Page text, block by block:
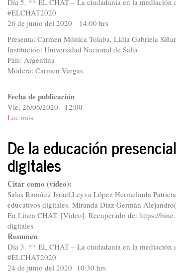
Día 5. ** EL CHAT – La ciudadanía en la mediación
#ELCHAT2020
26 de junio del 2020 14:00 hrs
Presenta: Carmen Mónica Tolaba, Lidia Gabriela
Institución: Universidad Nacional de Salta
País: Argentina
Modera: Carmen Vargas
Fecha de publicación
Vie, 26/06/2020 - 12:00
Lee más
presencialidad
a
la
virtualidad
en
universidad
De la educación
digitales
Citar como (video):
Salas Ramírez Israel,Leyva López Hermelinda
educativos digitales. Miranda Díaz Germán
En Línea CHAT. [Video]. Recuperado de: https://
digitales
Resumen
Día 3. ** EL CHAT – La ciudadanía en la mediación
#ELCHAT2020
24 de junio del 2020 10:30 hrs